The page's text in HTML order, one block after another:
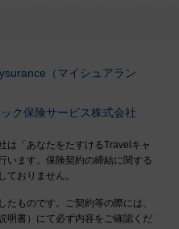
（マイシュアラン
ク保険サービス株式会社
は「あなたをたすけるTravelキャ
います。保険契約の締結に関する
ておりません。
たものです。ご契約等の際には、
明書）にて必ず内容をご確認くだ